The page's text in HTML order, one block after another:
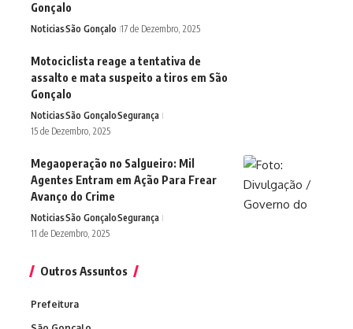
Gonçalo
NoticiasSão Gonçalo 17 de Dezembro, 2025
Motociclista reage a tentativa de
assalto e mata suspeito a tiros em São
Gonçalo
NoticiasSão GonçaloSegurança
15 de Dezembro, 2025
Megaoperação no Salgueiro: Mil
Agentes Entram em Ação Para Frear
Avanço do Crime
NoticiasSão GonçaloSegurança
11 de Dezembro, 2025
Outros Assuntos
Prefeitura